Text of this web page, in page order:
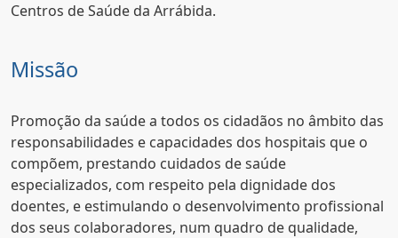
Centros de Saúde da Arrábida.
Missão
Promoção da saúde a todos os cidadãos no âmbito das
responsabilidades e capacidades dos hospitais que o
compõem, prestando cuidados de saúde
especializados, com respeito pela dignidade dos
doentes, e estimulando o desenvolvimento profissional
dos seus colaboradores, num quadro de qualidade,